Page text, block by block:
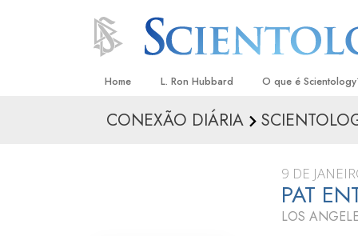
Home L. Ron Hubbard O que é
Crenças e Práticas
Aquilo que os
sobre Scientology
Conheça um
CONEXÃO DIÁRIA
9 DE
PAT
LOS